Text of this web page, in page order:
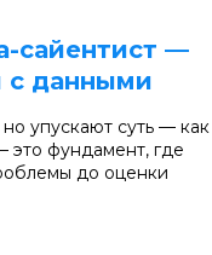
сайентист —
с данными
упускают суть — как
это фундамент, где
до оценки